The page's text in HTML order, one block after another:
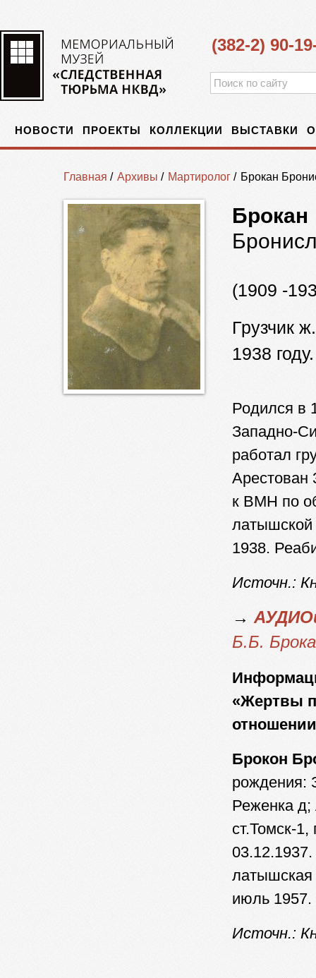
(382-2) 90-
НОВОСТИ ПРОЕКТЫ КОЛЛЕКЦИИ ВЫСТАВКИ
Главная / Архивы / Мартиролог / Брокан
Брокан
(1909 -
Грузчик
1938 году.
Родился в
Западно-
работал
Арестован
к ВМН по
латышской
1938.
Источн.:
→
Б.Б.
«Жертвы
Брокон
рождения:
Реженка д;
ст.Томск-
латышская
июль 1957.
Источн.: